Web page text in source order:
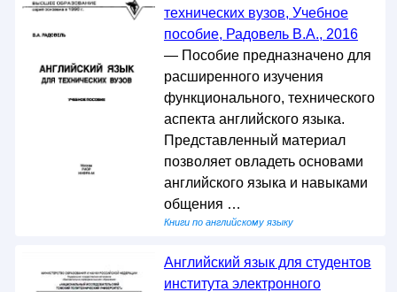
технических вузов, Учебное
пособие, Радовель В.А., 2016
— Пособие предназначено для
расширенного изучения
функционального, технического
аспекта английского языка.
Представленный материал
позволяет овладеть основами
английского языка и навыками
общения …
Книги по английскому языку
Английский язык для студентов
института электронного